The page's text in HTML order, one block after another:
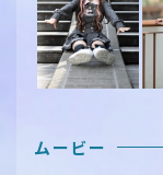
ムービー